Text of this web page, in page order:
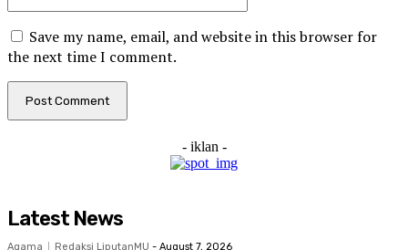
Save my name, email, and website in this browser for
the next time I comment.
- iklan -
Latest News
Agama Redaksi LiputanMU - August 7, 2026